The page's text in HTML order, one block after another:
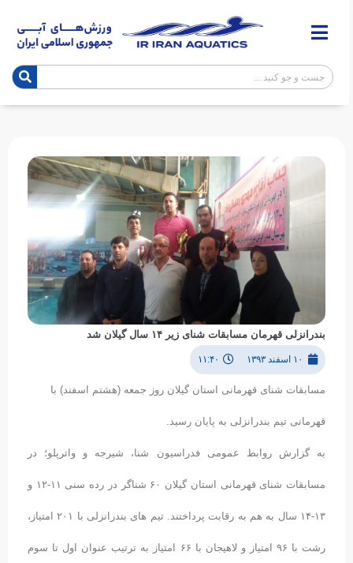
بندرانزلی قهرمان مسابقات شنای زیر ۱۴ سال گیلان شد
۱۰ اسفند ۱۳۹۳ ۱۱:۴۰
مسابقات شنای قهرمانی استان گیلان روز جمعه (هشتم اسفند) با
قهرمانی تیم بندرانزلی به پایان رسید.
به گزارش روابط عمومی فدراسیون شنا، شیرجه و واترپلو؛ در
مسابقات شنای قهرمانی استان گیلان ۶۰ شناگر در رده سنی ۱۱-۱۲ و
۱۳-۱۴ سال به هم به رقابت پرداختند. تیم های بندرانزلی با ۲۰۱ امتیاز،
رشت با ۹۶ امتیاز و لاهیجان با ۶۶ امتیاز به ترتیب عنوان اول تا سوم